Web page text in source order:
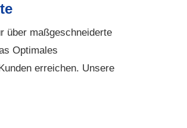
über maßgeschneiderte
Optimales
erreichen. Unsere